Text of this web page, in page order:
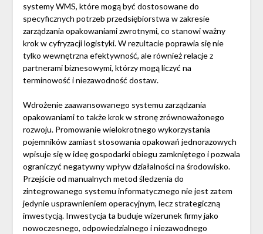
systemy WMS, które mogą być dostosowane do
specyficznych potrzeb przedsiębiorstwa w zakresie
zarządzania opakowaniami zwrotnymi, co stanowi ważny
krok w cyfryzacji logistyki. W rezultacie poprawia się nie
tylko wewnętrzna efektywność, ale również relacje z
partnerami biznesowymi, którzy mogą liczyć na
terminowość i niezawodność dostaw.
Wdrożenie zaawansowanego systemu zarządzania
opakowaniami to także krok w stronę zrównoważonego
rozwoju. Promowanie wielokrotnego wykorzystania
pojemników zamiast stosowania opakowań jednorazowych
wpisuje się w ideę gospodarki obiegu zamkniętego i pozwala
ograniczyć negatywny wpływ działalności na środowisko.
Przejście od manualnych metod śledzenia do
zintegrowanego systemu informatycznego nie jest zatem
jedynie usprawnieniem operacyjnym, lecz strategiczną
inwestycją. Inwestycja ta buduje wizerunek firmy jako
nowoczesnego, odpowiedzialnego i niezawodnego